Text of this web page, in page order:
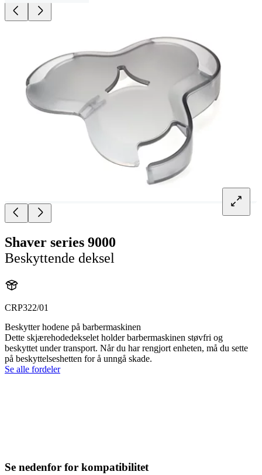
Shaver series 9000
Beskyttende deksel
CRP322/01
Beskytter hodene på barbermaskinen
Dette skjærehodedekselet holder barbermaskinen støvfri og
beskyttet under transport. Når du har rengjort enheten, må du sette
på beskyttelseshetten for å unngå skade.
Se alle fordeler
Se nedenfor for kompatibilitet